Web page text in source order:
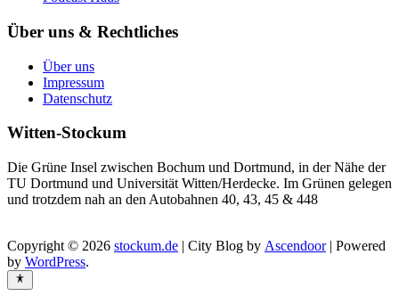
Über uns & Rechtliches
Über uns
Impressum
Datenschutz
Witten-Stockum
Die Grüne Insel zwischen Bochum und Dortmund, in der Nähe der
TU Dortmund und Universität Witten/Herdecke. Im Grünen gelegen
und trotzdem nah an den Autobahnen 40, 43, 45 & 448
Copyright © 2026 stockum.de | City Blog by Ascendoor| Powered
by WordPress.